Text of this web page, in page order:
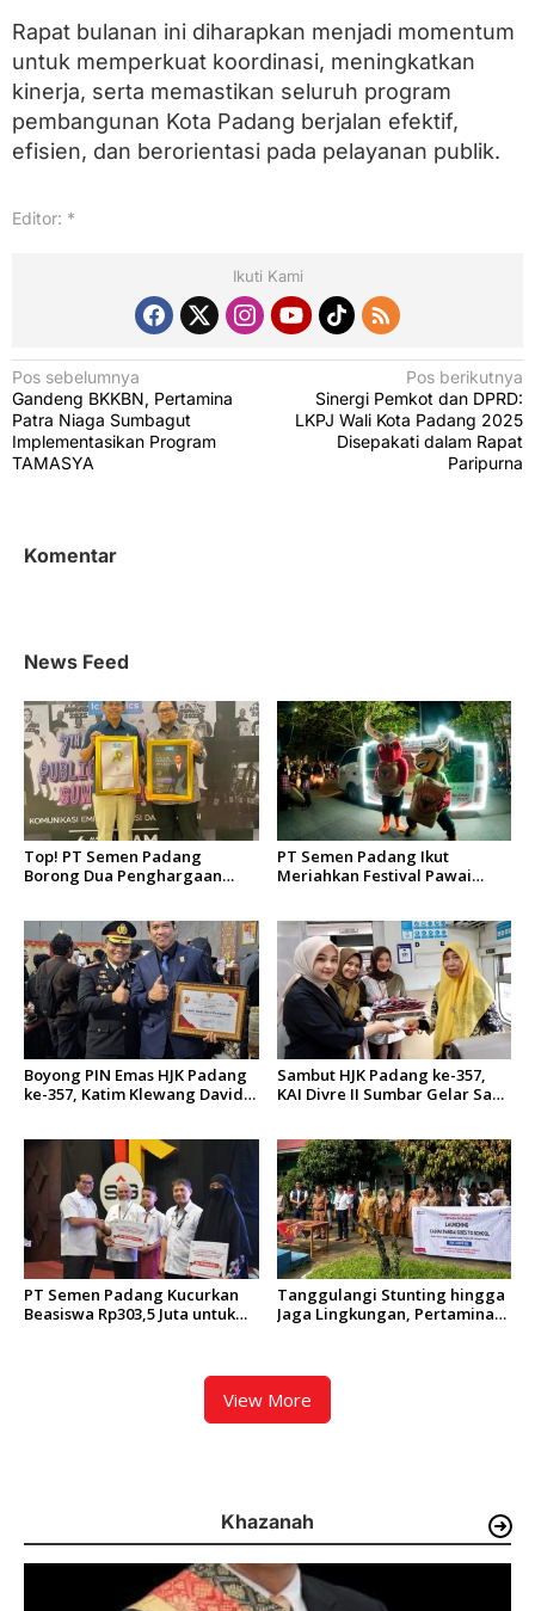
Rapat bulanan ini diharapkan menjadi momentum
untuk memperkuat koordinasi, meningkatkan
kinerja, serta memastikan seluruh program
pembangunan Kota Padang berjalan efektif,
efisien, dan berorientasi pada pelayanan publik.
Editor: *
Ikuti Kami
N
a
v
a
p
s
Pos sebelumnya
Gandeng BKKBN, Pertamina
Patra Niaga Sumbagut
Implementasikan Program
TAMASYA
Pos berikutnya
Sinergi Pemkot dan DPRD:
LKPJ Wali Kota Padang 2025
Disepakati dalam Rapat
Paripurna
Komentar
News Feed
Top! PT Semen Padang
Borong Dua Penghargaan
PT Semen Padang Ikut
Meriahkan Festival Pawai
Boyong PIN Emas HJK Padang
ke-357, Katim Klewang David
Sambut HJK Padang ke-357,
KAI Divre II Sumbar Gelar Sapa
PT Semen Padang Kucurkan
Beasiswa Rp303,5 Juta untuk
Tanggulangi Stunting hingga
Jaga Lingkungan, Pertamina
Pariaman
View More
Khazanah